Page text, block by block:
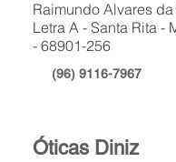
Raimundo Alvares
Letra A - Santa Rita -
- 68901-256
(96) 9116-7967
Óticas Diniz